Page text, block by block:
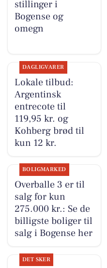
stillinger i
Bogense og
omegn
DAGLIGVARER
Lokale tilbud:
Argentinsk
entrecote til
119,95 kr. og
Kohberg brød til
kun 12 kr.
BOLIGMARKED
Overballe 3 er til
salg for kun
275.000 kr.: Se de
billigste boliger til
salg i Bogense her
DET SKER